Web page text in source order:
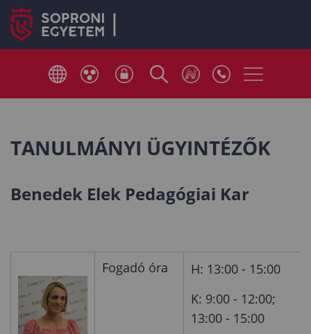
TANULMÁNYI ÜGYINTÉZŐK
Benedek Elek Pedagógiai Kar
Fogadó óra
H: 13:00 - 15:00
K: 9:00 - 12:00;
13:00 - 15:00